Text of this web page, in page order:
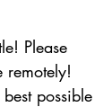
Please
possible